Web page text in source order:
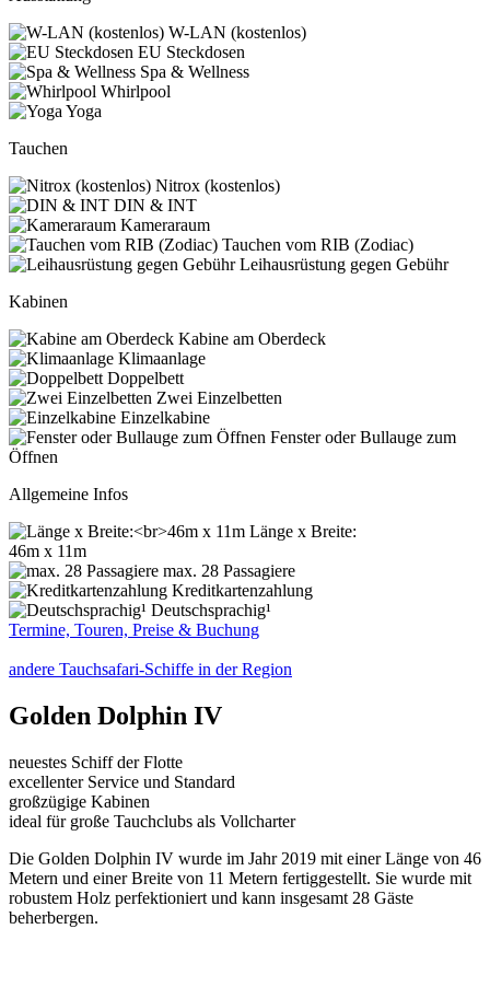
W-LAN (kostenlos)
EU Steckdosen
Spa & Wellness
Whirlpool
Yoga
Tauchen
Nitrox (kostenlos)
DIN & INT
Kameraraum
Tauchen vom RIB (Zodiac)
Leihausrüstung gegen Gebühr
Kabinen
Kabine am Oberdeck
Klimaanlage
Doppelbett
Zwei Einzelbetten
Einzelkabine
Fenster oder Bullauge zum
Öffnen
Allgemeine Infos
Länge x Breite:
46m x 11m
max. 28 Passagiere
Kreditkartenzahlung
Deutschsprachig¹
Termine, Touren, Preise & Buchung
andere Tauchsafari-Schiffe in der Region
Golden Dolphin IV
neuestes Schiff der Flotte
excellenter Service und Standard
großzügige Kabinen
ideal für große Tauchclubs als Vollcharter
Die Golden Dolphin IV wurde im Jahr 2019 mit einer Länge von 46
Metern und einer Breite von 11 Metern fertiggestellt. Sie wurde mit
robustem Holz perfektioniert und kann insgesamt 28 Gäste
beherbergen.